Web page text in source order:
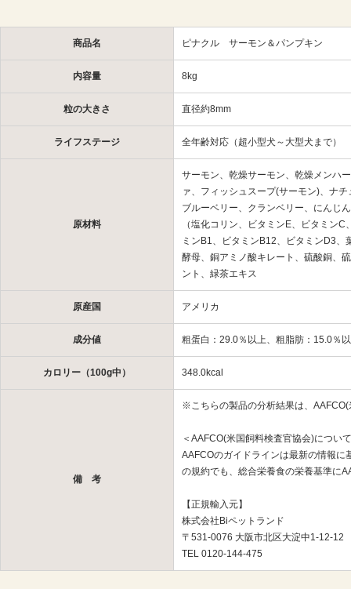
商品名 ピナクル サーモン＆パンプキン
内容量 8kg
粒の大きさ 直径約8mm
ライフステージ 全年齢対応（超小型犬～大型犬まで）
原材料
サーモン、乾燥サーモン、乾燥メンハ
ァ、フィッシュスープ(サーモン)、ナ
ブルーベリー、クランベリー、にんじ
（塩化コリン、ビタミンE、ビタミン
ミンB1、ビタミンB12、ビタミンD3
酵母、銅アミノ酸キレート、硫酸銅、
ント、緑茶エキス
原産国 アメリカ
成分値 粗蛋白：29.0％以上、粗脂肪：15.0％
カロリー（100g中） 348.0kcal
備 考
※こちらの製品の分析結果は、
＜AAFCO(米国飼料検査官協会)につい
AAFCOのガイドラインは最新の情報
の規約でも、総合栄養食の栄養基準に
【正規輸入元】
株式会社Biペットランド
〒531-0076 大阪市北区大淀中1-12-12
TEL 0120-144-475